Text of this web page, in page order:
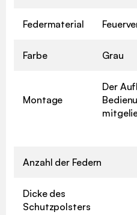
Federmaterial
Farbe Grau
Montage
Der
Anzahl der Federn
Dicke des
Schutzpolsters